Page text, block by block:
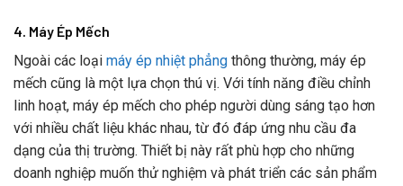
4. Máy Ép Mếch
Ngoài các loại máy ép nhiệt phẳng thông thường, máy ép
mếch cũng là một lựa chọn thú vị. Với tính năng điều chỉnh
linh hoạt, máy ép mếch cho phép người dùng sáng tạo hơn
với nhiều chất liệu khác nhau, từ đó đáp ứng nhu cầu đa
dạng của thị trường. Thiết bị này rất phù hợp cho những
doanh nghiệp muốn thử nghiệm và phát triển các sản phẩm